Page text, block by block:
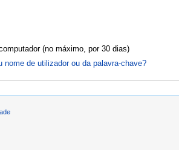
(no máximo, por 30 dias)
nome de utilizador ou da palavra-chave?